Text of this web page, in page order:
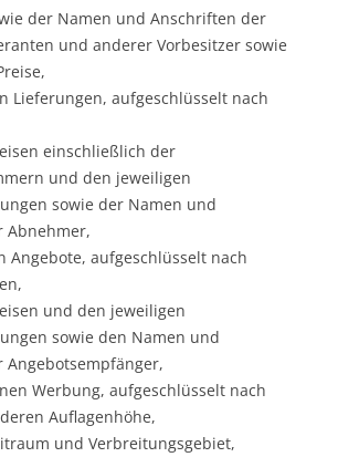
der Namen und Anschriften der
und anderer Vorbesitzer sowie
Lieferungen, aufgeschlüsselt nach
einschließlich der
und den jeweiligen
sowie der Namen und
Abnehmer,
Angebote, aufgeschlüsselt nach
und den jeweiligen
sowie den Namen und
Werbung, aufgeschlüsselt nach
Auflagenhöhe,
und Verbreitungsgebiet,